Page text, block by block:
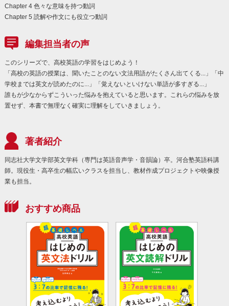
Chapter 4 色々な意味を持つ動詞
Chapter 5 読解や作文にも役立つ動詞
編集担当者の声
このシリーズで、高校英語の学習をはじめよう！
「高校の英語の授業は、聞いたことのない文法用語がたくさん出てくる...」「中
学校までは英文が読めたのに...」「覚えないといけない単語が多すぎる...」
誰もが少なからずこういった悩みを抱えていると思います。これらの悩みを放
置せず、本書で無理なく確実に理解をしていきましょう。
著者紹介
同志社大学文学部英文学科（専門は英語音声学・音韻論）卒。河合塾英語科講
師。現役生・高卒生の幅広いクラスを担当し、教材作成プロジェクトや映像授
業も担当。
おすすめ商品